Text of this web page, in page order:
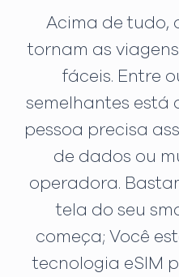
Acima de tudo,
tornam as
fáceis. Entre
semelhantes está
pessoa precisa
de dados ou
operadora.
tela do seu
começa; Você
tecnologia eSIM